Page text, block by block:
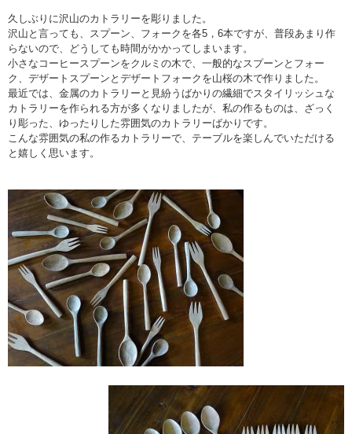
久しぶりに沢山のカトラリーを彫りました。
沢山と言っても、スプーン、フォークを各5，6本ですが、普段あまり作
らないので、どうしても時間がかかってしまいます。
小さなコーヒースプーンをクルミの木で、一般的なスプーンとフォー
ク、デザートスプーンとデザートフォークを山桜の木で作りました。
最近では、金属のカトラリーと見紛うばかりの繊細でスタイリッシュな
カトラリーを作られる方が多くなりましたが、私の作るものは、ざっく
り彫った、ゆったりした雰囲気のカトラリーばかりです。
こんな雰囲気の私の作るカトラリーで、テーブルを楽しんでいただける
と嬉しく思います。